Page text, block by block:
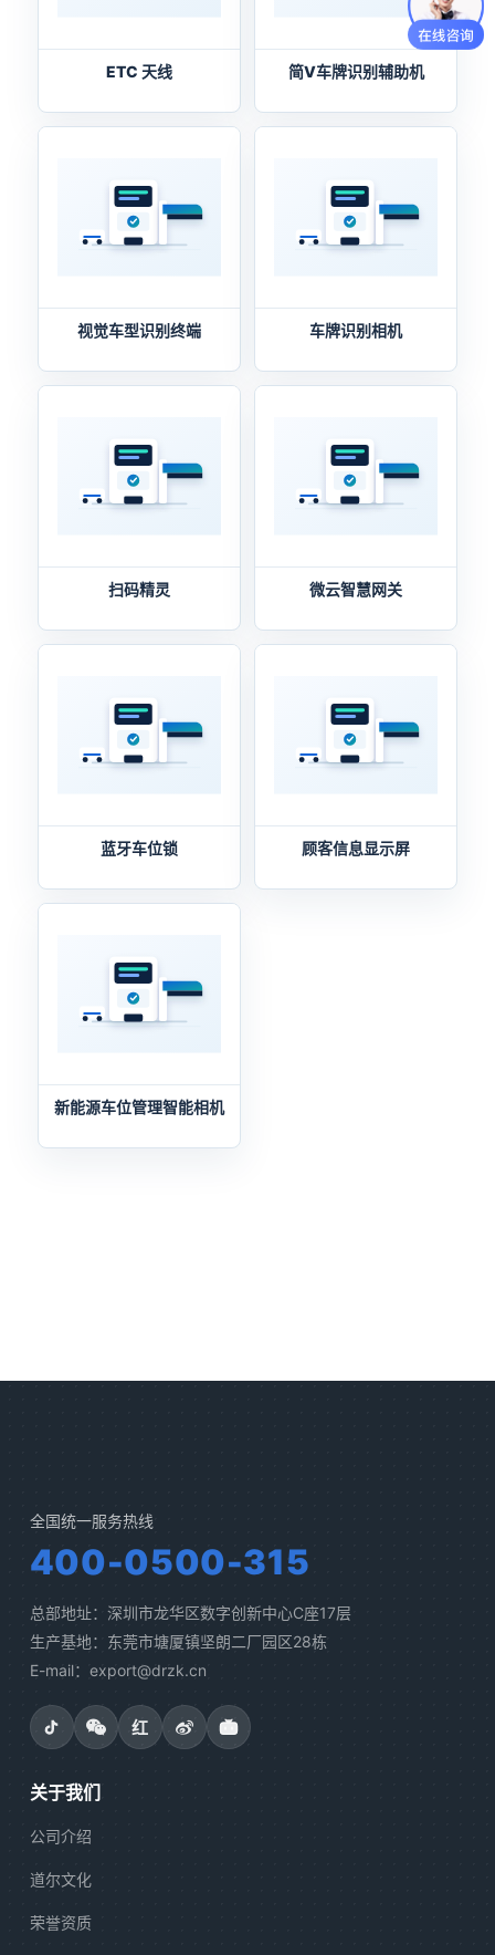
ETC 天线 简V车牌识别辅助机
视觉车型识别终端 车牌识别相机
扫码精灵 微云智慧网关
蓝牙车位锁 顾客信息显示屏
新能源车位管理智能相机
全国统一服务热线
400-0500-315
总部地址：深圳市龙华区数字创新中心C座17层
生产基地：东莞市塘厦镇坚朗二厂园区28栋
E-mail：export@drzk.cn
红
关于我们
公司介绍
道尔文化
荣誉资质